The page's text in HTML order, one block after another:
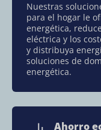
Nuestras
para el hogar le
energética,
eléctrica y los
y distribuya
soluciones de
energética.
Ahorro